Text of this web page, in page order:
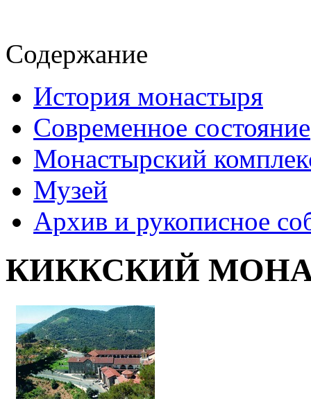
Содержание
История монастыря
Современное состояние
Монастырский
Музей
Архив и рукописное
КИККСКИЙ